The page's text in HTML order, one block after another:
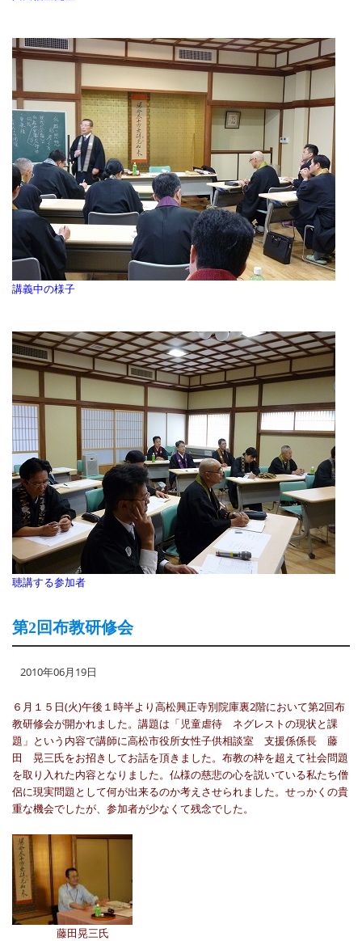
講義中の様子
聴講する参加者
第2回布教研修会
2010年06月19日
６月１５日(火)午後１時半より高松興正寺別院庫裏2階において第2回布
教研修会が開かれました。講題は「児童虐待 ネグレストの現状と課
題」という内容で講師に高松市役所女性子供相談室 支援係係長 藤
田 晃三氏をお招きしてお話を頂きました。布教の枠を超えて社会問題
を取り入れた内容となりました。仏様の慈悲の心を説いている私たち僧
侶に現実問題として何が出来るのか考えさせられました。せっかくの貴
重な機会でしたが、参加者が少なくて残念でした。
藤田晃三氏